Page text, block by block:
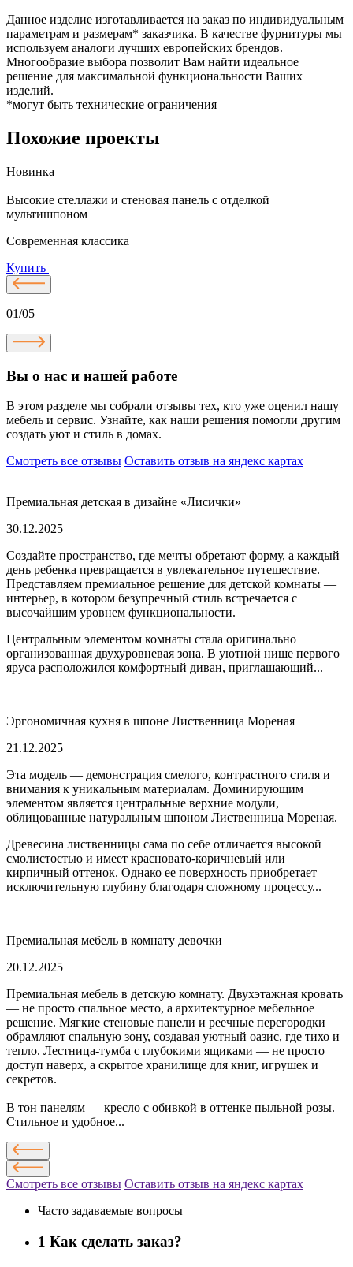
Данное изделие изготавливается на заказ по индивидуальным
параметрам и размерам* заказчика. В качестве фурнитуры мы
используем аналоги лучших европейских брендов.
Многообразие выбора позволит Вам найти идеальное
решение для максимальной функциональности Ваших
изделий.
*могут быть технические ограничения
Похожие проекты
Новинка
Высокие стеллажи и стеновая панель с отделкой
мультишпоном
Современная классика
Купить
01/05
Вы о нас и нашей работе
В этом разделе мы собрали отзывы тех, кто уже оценил нашу
мебель и сервис. Узнайте, как наши решения помогли другим
создать уют и стиль в домах.
Смотреть все отзывы Оставить отзыв на яндекс картах
Премиальная детская в дизайне «Лисички»
30.12.2025
Создайте пространство, где мечты обретают форму, а каждый
день ребенка превращается в увлекательное путешествие.
Представляем премиальное решение для детской комнаты —
интерьер, в котором безупречный стиль встречается с
высочайшим уровнем функциональности.
Центральным элементом комнаты стала оригинально
организованная двухуровневая зона. В уютной нише первого
яруса расположился комфортный диван, приглашающий...
Эргономичная кухня в шпоне Лиственница Мореная
21.12.2025
Эта модель — демонстрация смелого, контрастного стиля и
внимания к уникальным материалам. Доминирующим
элементом является центральные верхние модули,
облицованные натуральным шпоном Лиственница Мореная.
Древесина лиственницы сама по себе отличается высокой
смолистостью и имеет красновато-коричневый или
кирпичный оттенок. Однако ее поверхность приобретает
исключительную глубину благодаря сложному процессу...
Премиальная мебель в комнату девочки
20.12.2025
Премиальная мебель в детскую комнату. Двухэтажная кровать
— не просто спальное место, а архитектурное мебельное
решение. Мягкие стеновые панели и реечные перегородки
обрамляют спальную зону, создавая уютный оазис, где тихо и
тепло. Лестница-тумба с глубокими ящиками — не просто
доступ наверх, а скрытое хранилище для книг, игрушек и
секретов.
В тон панелям — кресло с обивкой в оттенке пыльной розы.
Стильное и удобное...
Смотреть все отзывы Оставить отзыв на яндекс картах
Часто задаваемые вопросы
1 Как сделать заказ?